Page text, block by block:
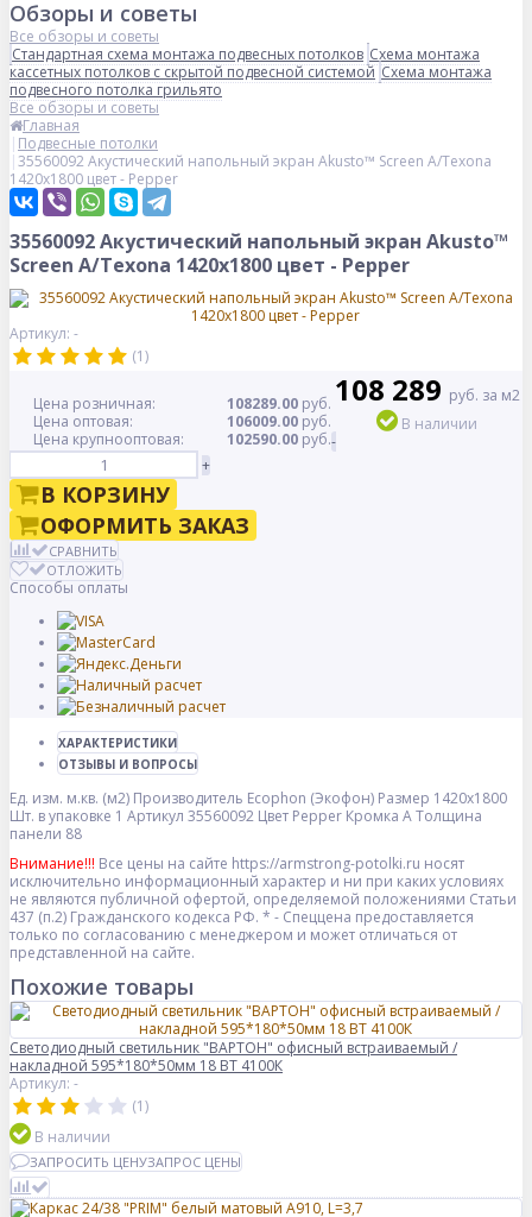
Обзоры и советы
Все обзоры и советы
Стандартная схема монтажа подвесных потолков Схема монтажа
кассетных потолков с скрытой подвесной системой Схема монтажа
подвесного потолка грильято
Все обзоры и советы
Главная
Подвесные потолки
35560092 Акустический напольный экран Akusto™ Screen A/Texona
1420x1800 цвет - Pepper
35560092 Акустический напольный экран Akusto™
Screen A/Texona 1420x1800 цвет - Pepper
Артикул: -
(1)
Цена розничная: 108289.00 руб.
Цена оптовая:
106009.00 руб.
Цена крупнооптовая:
102590.00 руб.
108 289 руб. за м2
В наличии
-
+
В КОРЗИНУ
ОФОРМИТЬ ЗАКАЗ
СРАВНИТЬ
ОТЛОЖИТЬ
Способы оплаты
ХАРАКТЕРИСТИКИ
ОТЗЫВЫ И ВОПРОСЫ
Ед. изм. м.кв. (м2) Производитель Ecophon (Экофон) Размер 1420x1800
Шт. в упаковке 1 Артикул 35560092 Цвет Pepper Кромка AТолщина
панели 88
Внимание!!! Все цены на сайте https://armstrong-potolki.ru носят
исключительно информационный характер и ни при каких условиях
не являются публичной офертой, определяемой положениями Статьи
437 (п.2) Гражданского кодекса РФ. * - Спеццена предоставляется
только по согласованию с менеджером и может отличаться от
представленной на сайте.
Похожие товары
Светодиодный светильник "ВАРТОН" офисный встраиваемый /
накладной 595*180*50мм 18 ВТ 4100К
Артикул: -
(1)
В наличии
ЗАПРОСИТЬ ЦЕНУЗАПРОС ЦЕНЫ